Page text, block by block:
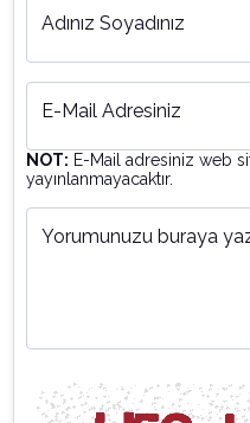
Adınız Soyadınız
E-Mail Adresiniz
NOT: E-Mail adresiniz web
yayınlanmayacaktır.
Yorumunuzu buraya